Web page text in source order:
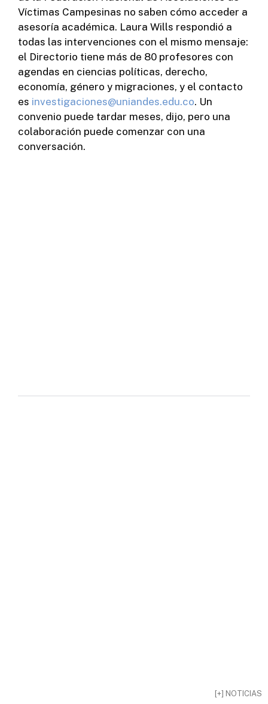
Víctimas Campesinas no saben cómo acceder a
asesoría académica. Laura Wills respondió a
todas las intervenciones con el mismo mensaje:
el Directorio tiene más de 80 profesores con
agendas en ciencias políticas, derecho,
economía, género y migraciones, y el contacto
es investigaciones@uniandes.edu.co. Un
convenio puede tardar meses, dijo, pero una
colaboración puede comenzar con una
conversación.
[+] NOTICIAS